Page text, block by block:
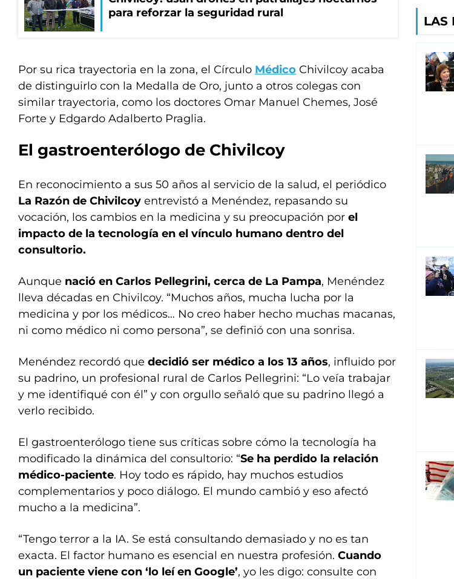
para reforzar la seguridad rural
Por su rica trayectoria en la zona, el Círculo Médico Chivilcoy acaba
de distinguirlo con la Medalla de Oro, junto a otros colegas con
similar trayectoria, como los doctores Omar Manuel Chemes, José
Forte y Edgardo Adalberto Praglia.
El gastroenterólogo de Chivilcoy
En reconocimiento a sus 50 años al servicio de la salud, el periódico
La Razón de Chivilcoy entrevistó a Menéndez, repasando su
vocación, los cambios en la medicina y su preocupación por el
impacto de la tecnología en el vínculo humano dentro del
consultorio.
Aunque nació en Carlos Pellegrini, cerca de La Pampa, Menéndez
lleva décadas en Chivilcoy. “Muchos años, mucha lucha por la
medicina y por los médicos… No creo haber hecho muchas macanas,
ni como médico ni como persona”, se definió con una sonrisa.
Menéndez recordó que decidió ser médico a los 13 años, influido por
su padrino, un profesional rural de Carlos Pellegrini: “Lo veía trabajar
y me identifiqué con él” y con orgullo señaló que su padrino llegó a
verlo recibido.
El gastroenterólogo tiene sus críticas sobre cómo la tecnología ha
modificado la dinámica del consultorio: “Se ha perdido la relación
médico-paciente. Hoy todo es rápido, hay muchos estudios
complementarios y poco diálogo. El mundo cambió y eso afectó
mucho a la medicina”.
“Tengo terror a la IA. Se está consultando demasiado y no es tan
exacta. El factor humano es esencial en nuestra profesión. Cuando
un paciente viene con ‘lo leí en Google’, yo les digo: consulte con
LAS